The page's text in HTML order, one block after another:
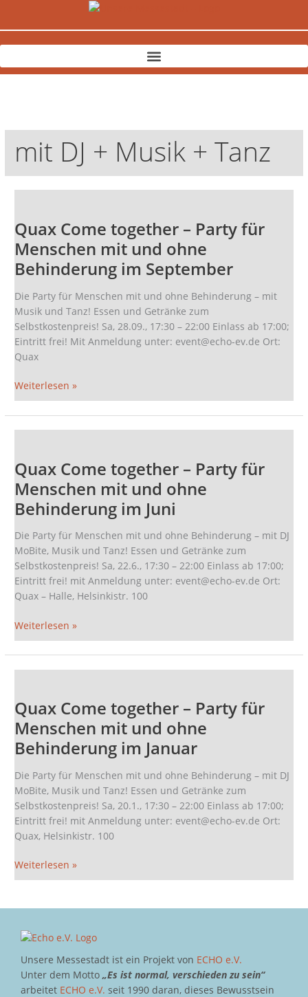
mit DJ + Musik + Tanz
Quax Come together – Party für
Menschen mit und ohne
Behinderung im September
Die Party für Menschen mit und ohne Behinderung – mit
Musik und Tanz! Essen und Getränke zum
Selbstkostenpreis! Sa, 28.09., 17:30 – 22:00 Einlass ab 17:00;
Eintritt frei! Mit Anmeldung unter: event@echo-ev.de Ort:
Quax
together
–
Party
für
mit
und
ohne
Behinderung
im
Weiterlesen »
Quax Come together – Party für
Menschen mit und ohne
Behinderung im Juni
Die Party für Menschen mit und ohne Behinderung – mit DJ
MoBite, Musik und Tanz! Essen und Getränke zum
Selbstkostenpreis! Sa, 22.6., 17:30 – 22:00 Einlass ab 17:00;
Eintritt frei! mit Anmeldung unter: event@echo-ev.de Ort:
Quax – Halle, Helsinkistr. 100
together
–
Party
für
mit
und
ohne
Behinderung
im
Weiterlesen »
Quax Come together – Party für
Menschen mit und ohne
Behinderung im Januar
Die Party für Menschen mit und ohne Behinderung – mit DJ
MoBite, Musik und Tanz! Essen und Getränke zum
Selbstkostenpreis! Sa, 20.1., 17:30 – 22:00 Einlass ab 17:00;
Eintritt frei! mit Anmeldung unter: event@echo-ev.de Ort:
Quax, Helsinkistr. 100
together
–
Party
für
mit
und
ohne
Behinderung
im
Weiterlesen »
Unsere Messestadt ist ein Projekt von ECHO e.V.
Unter dem Motto „Es ist normal, verschieden zu sein“
arbeitet ECHO e.V. seit 1990 daran, dieses Bewusstsein